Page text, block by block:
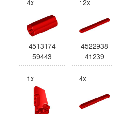
4x
4513174
59443
12x
4522938
41239
1x 4x